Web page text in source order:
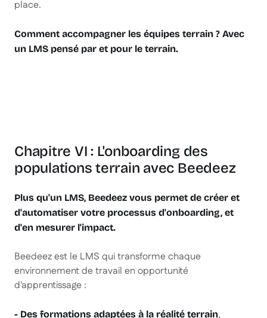
place.
Comment accompagner les équipes terrain ? Avec
un LMS pensé par et pour le terrain.
Chapitre VI : L'onboarding des
populations terrain avec Beedeez
Plus qu'un LMS, Beedeez vous permet de créer et
d'automatiser votre processus d'onboarding, et
d'en mesurer l'impact.
Beedeez est le LMS qui transforme chaque
environnement de travail en opportunité
d'apprentissage :
- Des formations adaptées à la réalité terrain,